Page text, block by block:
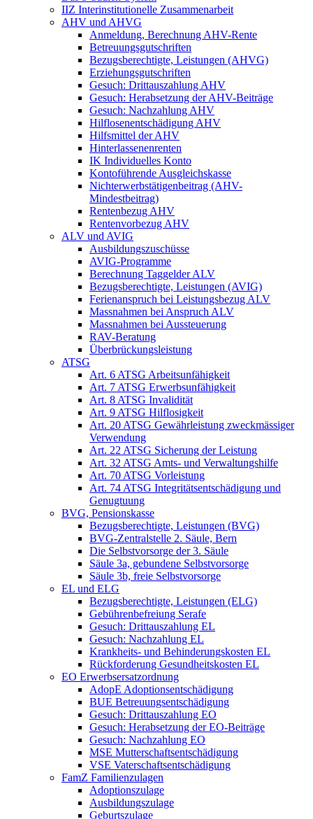
IIZ Interinstitutionelle Zusammenarbeit
AHV und AHVG
Anmeldung, Berechnung AHV-Rente
Betreuungsgutschriften
Bezugsberechtigte, Leistungen (AHVG)
Erziehungsgutschriften
Gesuch: Drittauszahlung AHV
Gesuch: Herabsetzung der AHV-Beiträge
Gesuch: Nachzahlung AHV
Hilflosenentschädigung AHV
Hilfsmittel der AHV
Hinterlassenenrenten
IK Individuelles Konto
Kontoführende Ausgleichskasse
Nichterwerbstätigenbeitrag (AHV-
Mindestbeitrag)
Rentenbezug AHV
Rentenvorbezug AHV
ALV und AVIG
Ausbildungszuschüsse
AVIG-Programme
Berechnung Taggelder ALV
Bezugsberechtigte, Leistungen (AVIG)
Ferienanspruch bei Leistungsbezug ALV
Massnahmen bei Anspruch ALV
Massnahmen bei Aussteuerung
RAV-Beratung
Überbrückungsleistung
ATSG
Art. 6 ATSG Arbeitsunfähigkeit
Art. 7 ATSG Erwerbsunfähigkeit
Art. 8 ATSG Invalidität
Art. 9 ATSG Hilflosigkeit
Art. 20 ATSG Gewährleistung zweckmässiger
Verwendung
Art. 22 ATSG Sicherung der Leistung
Art. 32 ATSG Amts- und Verwaltungshilfe
Art. 70 ATSG Vorleistung
Art. 74 ATSG Integritätsentschädigung und
Genugtuung
BVG, Pensionskasse
Bezugsberechtigte, Leistungen (BVG)
BVG-Zentralstelle 2. Säule, Bern
Die Selbstvorsorge der 3. Säule
Säule 3a, gebundene Selbstvorsorge
Säule 3b, freie Selbstvorsorge
EL und ELG
Bezugsberechtigte, Leistungen (ELG)
Gebührenbefreiung Serafe
Gesuch: Drittauszahlung EL
Gesuch: Nachzahlung EL
Krankheits- und Behinderungskosten EL
Rückforderung Gesundheitskosten EL
EO Erwerbsersatzordnung
AdopE Adoptionsentschädigung
BUE Betreuungsentschädigung
Gesuch: Drittauszahlung EO
Gesuch: Herabsetzung der EO-Beiträge
Gesuch: Nachzahlung EO
MSE Mutterschaftsentschädigung
VSE Vaterschaftsentschädigung
FamZ Familienzulagen
Adoptionszulage
Ausbildungszulage
Geburtszulage